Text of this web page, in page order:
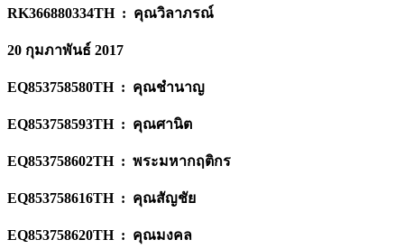
RK366880334TH : คุณวิลาภรณ์
20 กุมภาพันธ์ 2017
EQ853758580TH : คุณชำนาญ
EQ853758593TH : คุณศานิต
EQ853758602TH : พระมหากฤติกร
EQ853758616TH : คุณสัญชัย
EQ853758620TH : คุณมงคล